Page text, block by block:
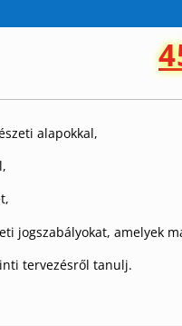
alapokkal,
jogszabályokat, amelyek
tervezésről tanulj.